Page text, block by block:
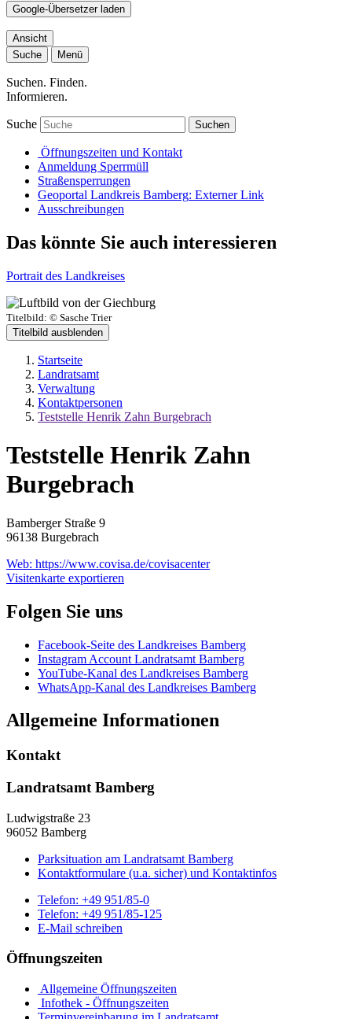
Google-Übersetzer laden
Ansicht
Suche
Menü
Suchen. Finden.
Informieren.
Suche Suchen
Öffnungszeiten und Kontakt
Anmeldung Sperrmüll
Straßensperrungen
Geoportal Landkreis Bamberg: Externer Link
Ausschreibungen
Das könnte Sie auch interessieren
Portrait des Landkreises
Titelbild: © Sasche Trier
Titelbild ausblenden
Startseite
Landratsamt
Verwaltung
Kontaktpersonen
Teststelle Henrik Zahn Burgebrach
Teststelle Henrik Zahn
Burgebrach
Bamberger Straße 9
96138 Burgebrach
Web: https://www.covisa.de/covisacenter
Visitenkarte exportieren
Folgen Sie uns
Facebook-Seite des Landkreises Bamberg
Instagram Account Landratsamt Bamberg
YouTube-Kanal des Landkreises Bamberg
WhatsApp-Kanal des Landkreises Bamberg
Allgemeine Informationen
Kontakt
Landratsamt Bamberg
Ludwigstraße 23
96052 Bamberg
Parksituation am Landratsamt Bamberg
Kontaktformulare (u.a. sicher) und Kontaktinfos
Telefon: +49 951/85-0
Telefon: +49 951/85-125
E-Mail schreiben
Öffnungszeiten
Allgemeine Öffnungszeiten
Infothek - Öffnungszeiten